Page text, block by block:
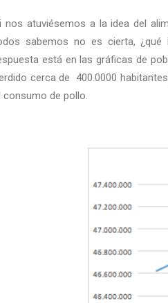
nos atuviésemos a la idea del
sabemos no es cierta,
está en las gráficas de
cerca de 400.0000
consumo de pollo.